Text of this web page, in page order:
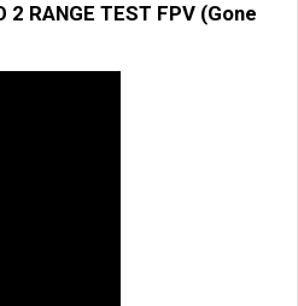
RANGE TEST FPV (Gone